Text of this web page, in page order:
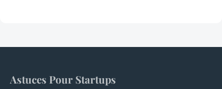
Astuces Pour Startups